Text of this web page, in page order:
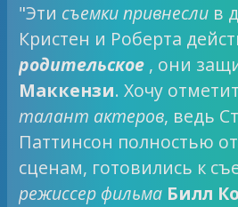
"Эти съемки привнесли в
Кристен и Роберта
родительское , они
Маккензи. Хочу
талант актеров, ведь
Паттинсон полностью
сценам, готовились к
режиссер фильма Билл